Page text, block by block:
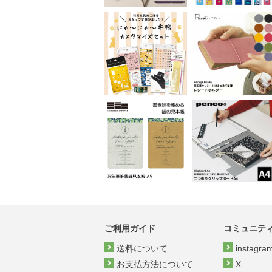
ご利用ガイド
送料について
お支払方法について
コミュニテ
X